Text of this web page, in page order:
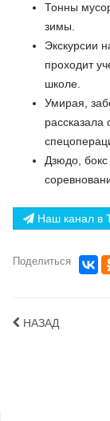
Тонны
зимы.
Экскурсии
проходит
школе.
Умирая,
Дзюдо,
Наш канал в
Поделиться
НАЗАД